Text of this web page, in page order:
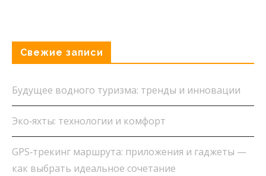
Свежие записи
Будущее водного туризма: тренды и инновации
Эко‑яхты: технологии и комфорт
GPS‑трекинг маршрута: приложения и гаджеты —
как выбрать идеальное сочетание